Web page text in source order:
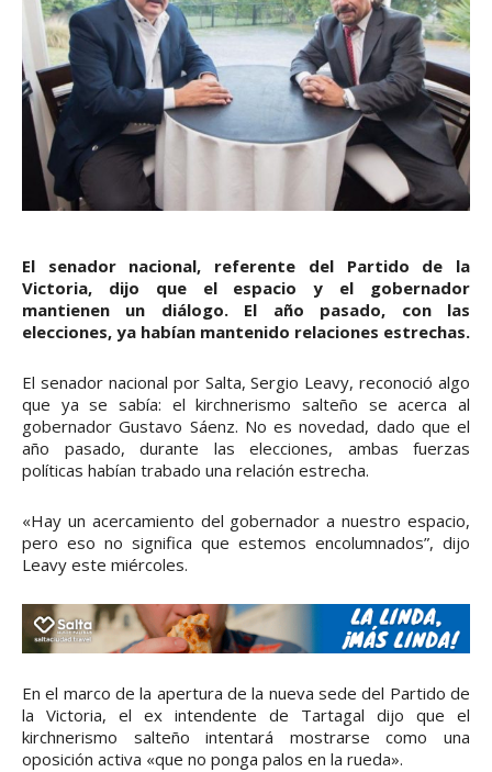
El senador nacional, referente del Partido de la
Victoria, dijo que el espacio y el gobernador
mantienen un diálogo. El año pasado, con las
elecciones, ya habían mantenido relaciones estrechas.
El senador nacional por Salta, Sergio Leavy, reconoció algo
que ya se sabía: el kirchnerismo salteño se acerca al
gobernador Gustavo Sáenz. No es novedad, dado que el
año pasado, durante las elecciones, ambas fuerzas
políticas habían trabado una relación estrecha.
«Hay un acercamiento del gobernador a nuestro espacio,
pero eso no significa que estemos encolumnados”, dijo
Leavy este miércoles.
En el marco de la apertura de la nueva sede del Partido de
la Victoria, el ex intendente de Tartagal dijo que el
kirchnerismo salteño intentará mostrarse como una
oposición activa «que no ponga palos en la rueda».